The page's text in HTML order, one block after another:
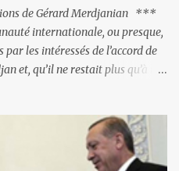
de Gérard Merdjanian ***
internationale, ou presque,
les intéressés de l’accord de
et, qu’il ne restait plus qu’à le
sur la renonciation aux
et sur l'abstention de
pays le long de la frontière